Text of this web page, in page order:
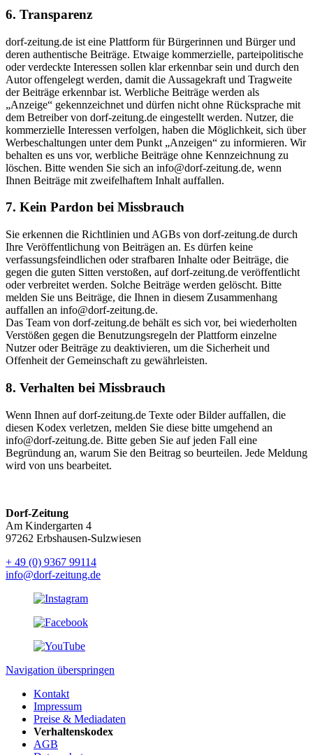
6. Transparenz
dorf-zeitung.de ist eine Plattform für Bürgerinnen und Bürger und
deren authentische Beiträge. Etwaige kommerzielle, parteipolitische
oder verdeckte Interessen sollen klar erkennbar sein und durch den
Autor offengelegt werden, damit die Aussagekraft und Tragweite
der Beiträge erkennbar ist. Werbliche Beiträge werden als
„Anzeige“ gekennzeichnet und dürfen nicht ohne Rücksprache mit
dem Betreiber von dorf-zeitung.de eingestellt werden. Nutzer, die
kommerzielle Interessen verfolgen, haben die Möglichkeit, sich über
Werbeschaltungen unter dem Punkt „Anzeigen“ zu informieren. Wir
behalten es uns vor, werbliche Beiträge ohne Kennzeichnung zu
löschen. Bitte wenden Sie sich an info@dorf-zeitung.de, wenn
Ihnen Beiträge mit zweifelhaftem Inhalt auffallen.
7. Kein Pardon bei Missbrauch
Sie erkennen die Richtlinien und AGBs von dorf-zeitung.de durch
Ihre Veröffentlichung von Beiträgen an. Es dürfen keine
verfassungsfeindlichen oder strafbaren Inhalte oder Beiträge, die
gegen die guten Sitten verstoßen, auf dorf-zeitung.de veröffentlicht
oder verbreitet werden. Solche Beiträge werden gelöscht. Bitte
melden Sie uns Beiträge, die Ihnen in diesem Zusammenhang
auffallen an info@dorf-zeitung.de.
Das Team von dorf-zeitung.de behält es sich vor, bei wiederholten
Verstößen gegen die Benutzungsregeln der Plattform einzelne
Nutzer oder Beiträge zu deaktivieren, um die Sicherheit und
Offenheit der Gemeinschaft zu gewährleisten.
8. Verhalten bei Missbrauch
Wenn Ihnen auf dorf-zeitung.de Texte oder Bilder auffallen, die
diesen Kodex verletzen, melden Sie diese bitte umgehend an
info@dorf-zeitung.de. Bitte geben Sie auf jeden Fall eine
Begründung an, warum Sie den Beitrag so beurteilen. Jede Meldung
wird von uns bearbeitet.
Dorf-Zeitung
Am Kindergarten 4
97262 Erbshausen-Sulzwiesen
+ 49 (0) 9367 99114
info@dorf-zeitung.de
Navigation überspringen
Kontakt
Impressum
Preise & Mediadaten
Verhaltenskodex
AGB